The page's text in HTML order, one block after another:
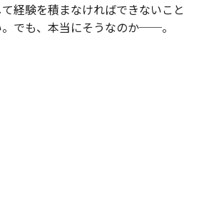
経験を積まなければできないこと
でも、本当にそうなのか──。